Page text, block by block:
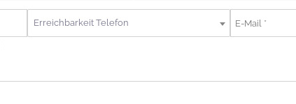
Erreichbarkeit Telefon